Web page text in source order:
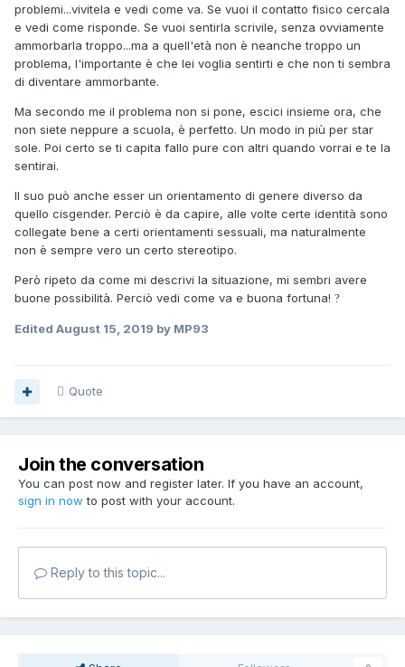
problemi...vivitela e vedi come va. Se vuoi il contatto fisico cercala
e vedi come risponde. Se vuoi sentirla scrivile, senza ovviamente
ammorbarla troppo...ma a quell'età non è neanche troppo un
problema, l'importante è che lei voglia sentirti e che non ti sembra
di diventare ammorbante.
Ma secondo me il problema non si pone, escici insieme ora, che
non siete neppure a scuola, è perfetto. Un modo in più per star
sole. Poi certo se ti capita fallo pure con altri quando vorrai e te la
sentirai.
Il suo può anche esser un orientamento di genere diverso da
quello cisgender. Perciò è da capire, alle volte certe identità sono
collegate bene a certi orientamenti sessuali, ma naturalmente
non è sempre vero un certo stereotipo.
Però ripeto da come mi descrivi la situazione, mi sembri avere
buone possibilità. Perciò vedi come va e buona fortuna! ?
Edited August 15, 2019 by MP93
Quote
Join the conversation
You can post now and register later. If you have an account,
sign in now to post with your account.
Reply to this topic...